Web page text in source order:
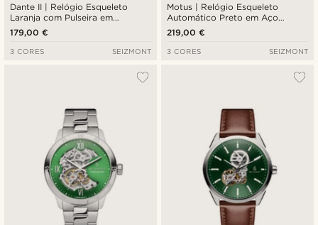
Dante II | Relógio Esqueleto
Laranja com Pulseira em
Borracha
179,00 €
3 CORES SEIZMONT
Motus | Relógio Esqueleto
Automático Preto em Aço
Inoxidável
219,00 €
3 CORES SEIZMONT